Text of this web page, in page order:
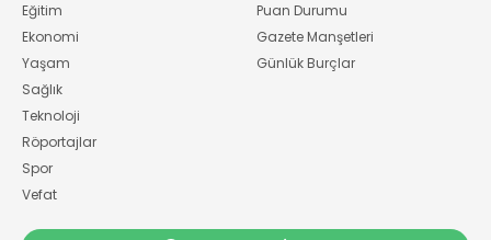
Eğitim
Ekonomi
Yaşam
Sağlık
Teknoloji
Röportajlar
Spor
Vefat
Puan Durumu
Gazete Manşetleri
Günlük Burçlar